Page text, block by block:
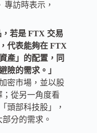
專訪時表示，
，若是 FTX 交易
代表能夠在 FTX
產」的配置，同
險的需求。」
密市場，並以股
從另一角度看
頭部科技股」，
分的需求。